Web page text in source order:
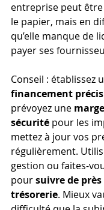
entreprise peut
le papier, mais en
qu’elle manque de
payer ses
Conseil : établissez
financement précis
prévoyez une
sécurité pour les
mettez à jour vos
régulièrement.
gestion ou faites-
pour suivre de
trésorerie. Mieux